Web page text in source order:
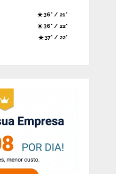
☀️ 36° / 21°
☀️ 36° / 22°
☀️ 37° / 22°